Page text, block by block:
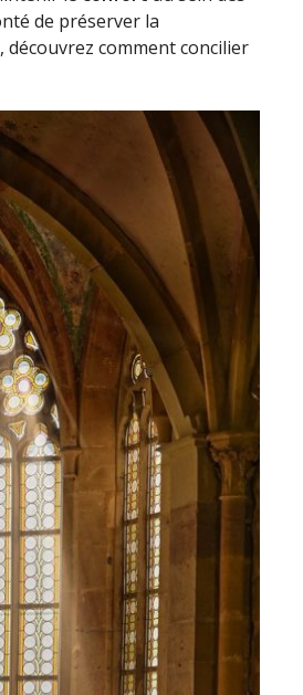
de préserver la
découvrez comment concilier